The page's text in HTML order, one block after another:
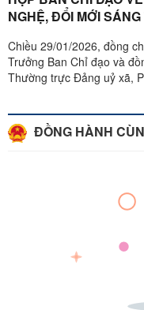
NGHỆ, ĐỔI MỚI
Chiều 29/01/2026, đồng
Trưởng Ban Chỉ đạo và
Thường trực Đảng uỷ xã,
ĐỒNG HÀNH